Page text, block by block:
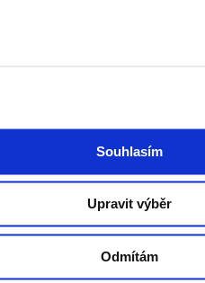
Souhlasím
Upravit výběr
Odmítám
údajů